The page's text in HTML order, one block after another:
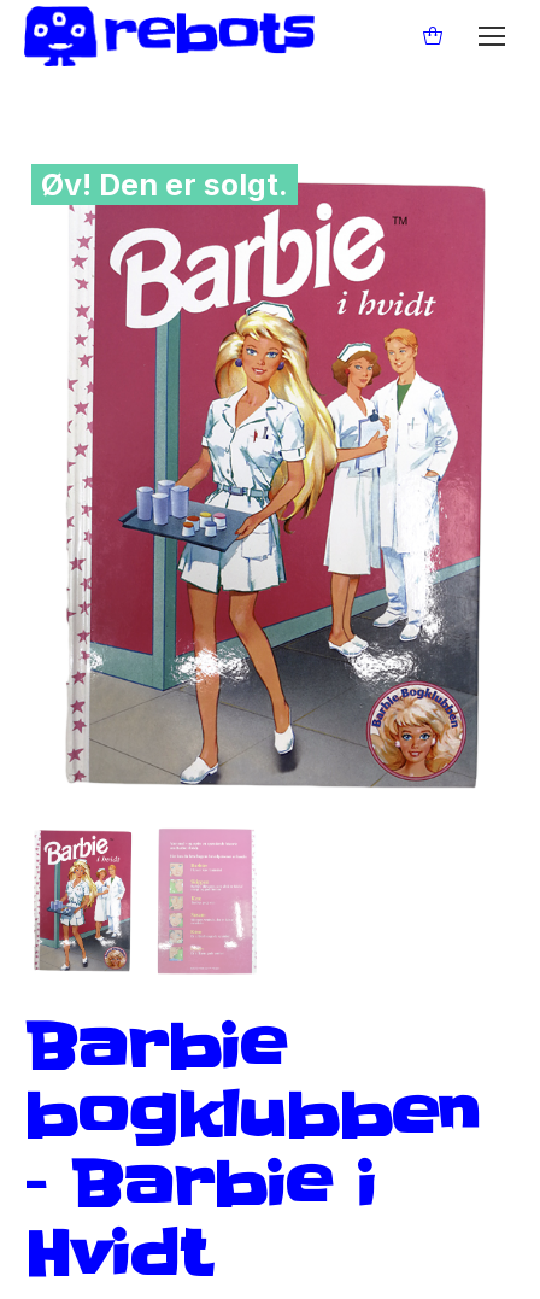
Øv! Den er solgt.
Barbie
bogklubben
– Barbie i
Hvidt